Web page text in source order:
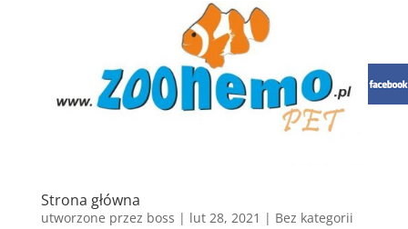
Strona główna
utworzone przez boss | lut 28, 2021 | Bez kategorii